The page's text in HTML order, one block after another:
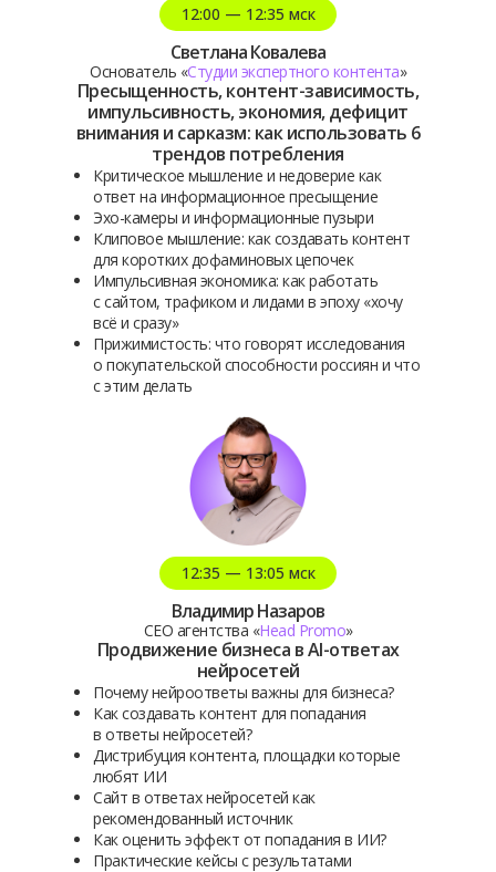
Светлана Ковалева
Основатель «Студии экспертного контента»
Пресыщенность, контент-зависимость,
импульсивность, экономия, дефицит
внимания и сарказм: как использовать 6
трендов потребления
Критическое мышление и недоверие как
ответ на информационное пресыщение
Эхо-камеры и информационные пузыри
Клиповое мышление: как создавать контент
для коротких дофаминовых цепочек
Импульсивная экономика: как работать
с сайтом, трафиком и лидами в эпоху «хочу
всё и сразу»
Прижимистость: что говорят исследования
о покупательской способности россиян и что
с этим делать
12:00 — 12:35 мск
Владимир Назаров
CEO агентства «Head Promo»
Продвижение бизнеса в AI-ответах
нейросетей
Почему нейроответы важны для бизнеса?
Как создавать контент для попадания
в ответы нейросетей?
Дистрибуция контента, площадки которые
любят ИИ
Сайт в ответах нейросетей как
рекомендованный источник
Как оценить эффект от попадания в ИИ?
Практические кейсы с результатами
12:35 — 13:05 мск